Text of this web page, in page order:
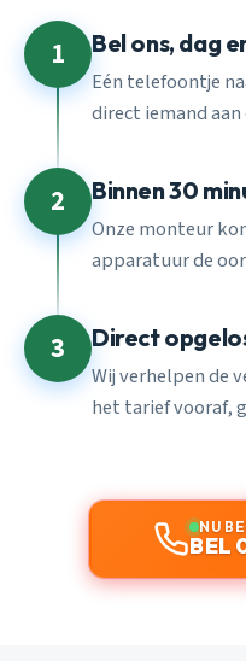
1 Bel ons, dag
Eén telefoontje
direct iemand aan
2 Binnen 30
Onze monteur
apparatuur de
3 Direct
Wij verhelpen de
het tarief vooraf,
NU
BEL